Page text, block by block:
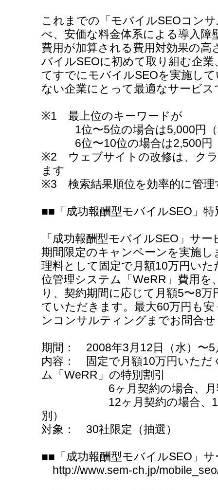
これまでの「モバイルSEOコン
べ、安価な料金体系による導入障
費用が加算される費用対効果の
バイルSEOに初めて取り組む企
てすでにモバイルSEOを実施し
ない企業にとって最適なサービス
※1 最上位のキーワードが
1位〜5位の場合は5,000円（
6位〜10位の場合は2,500円
※2 ウェブサイトの改修は、ク
ます
※3 検索結果順位を効率的に管理
■■「成功報酬型モバイルSEO」
「成功報酬型モバイルSEO」サ
期間限定のキャンペーンを実施
理料として固定で月額10万円い
位管理システム「WeRR」費用を
り、契約期間に応じて月額5〜8
ていただきます。最大60万円も
ンコンサルティングまでお問合
期間： 2008年3月12日（水）〜5
内容： 固定で月額10万円い
ム「WeRR」の特別割引
6ヶ月契約の場合、月額8
12ヶ月契約の場合、12ヵ
別）
対象： 30社限定（抽選）
■■「成功報酬型モバイルSEO」
http://www.sem-ch.jp/